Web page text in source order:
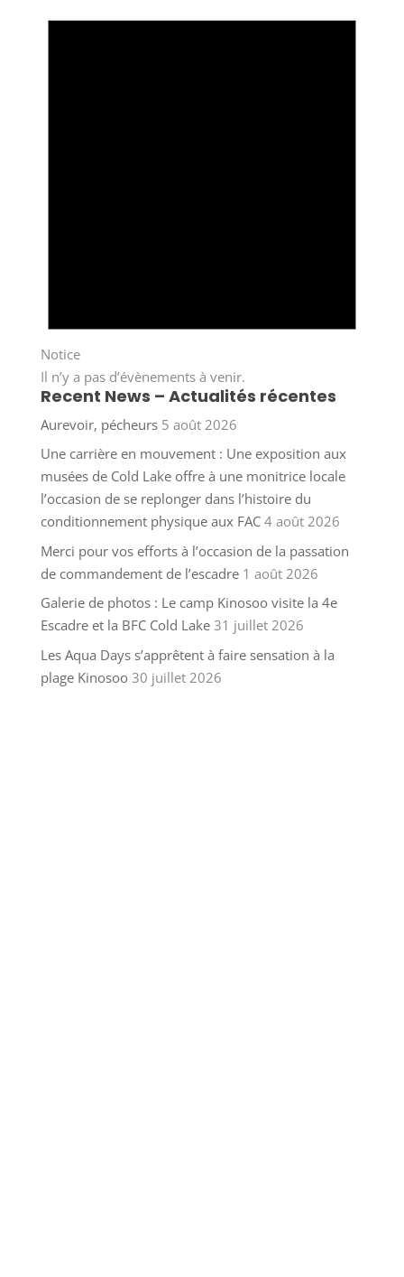
Notice
Il n’y a pas d’évènements à venir.
Recent News – Actualités récentes
Aurevoir, pécheurs 5 août 2026
Une carrière en mouvement : Une exposition aux
musées de Cold Lake offre à une monitrice locale
l’occasion de se replonger dans l’histoire du
conditionnement physique aux FAC 4 août 2026
Merci pour vos efforts à l’occasion de la passation
de commandement de l’escadre 1 août 2026
Galerie de photos : Le camp Kinosoo visite la 4e
Escadre et la BFC Cold Lake 31 juillet 2026
Les Aqua Days s’apprêtent à faire sensation à la
plage Kinosoo 30 juillet 2026